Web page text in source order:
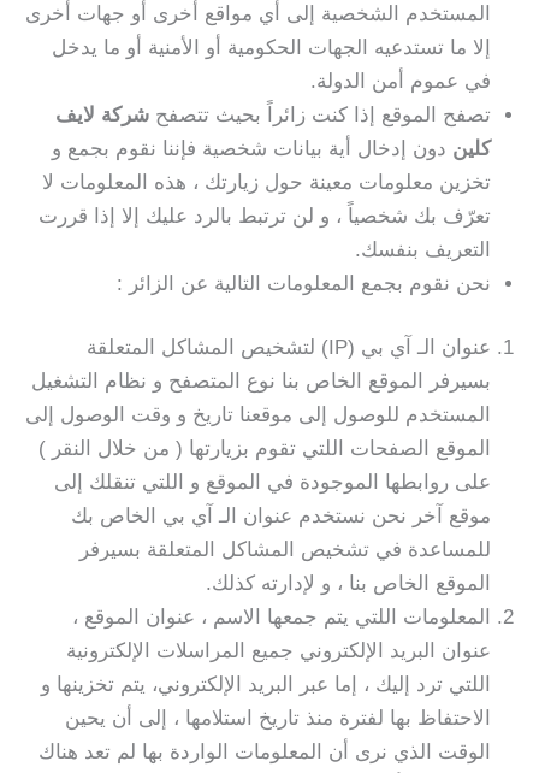
المستخدم الشخصية إلى أي مواقع أخرى أو جهات أخرى
إلا ما تستدعيه الجهات الحكومية أو الأمنية أو ما يدخل
في عموم أمن الدولة.
تصفح الموقع إذا كنت زائراً بحيث تتصفح شركة لايف
كلين دون إدخال أية بيانات شخصية فإننا نقوم بجمع و
تخزين معلومات معينة حول زيارتك ، هذه المعلومات لا
تعرّف بك شخصياً ، و لن ترتبط بالرد عليك إلا إذا قررت
التعريف بنفسك.
نحن نقوم بجمع المعلومات التالية عن الزائر :
عنوان الـ آي بي (IP) لتشخيص المشاكل المتعلقة
بسيرفر الموقع الخاص بنا نوع المتصفح و نظام التشغيل
المستخدم للوصول إلى موقعنا تاريخ و وقت الوصول إلى
الموقع الصفحات اللتي تقوم بزيارتها ( من خلال النقر )
على روابطها الموجودة في الموقع و اللتي تنقلك إلى
موقع آخر نحن نستخدم عنوان الـ آي بي الخاص بك
للمساعدة في تشخيص المشاكل المتعلقة بسيرفر
الموقع الخاص بنا ، و لإدارته كذلك.
المعلومات اللتي يتم جمعها الاسم ، عنوان الموقع ،
عنوان البريد الإلكتروني جميع المراسلات الإلكترونية
اللتي ترد إليك ، إما عبر البريد الإلكتروني، يتم تخزينها و
الاحتفاظ بها لفترة منذ تاريخ استلامها ، إلى أن يحين
الوقت الذي نرى أن المعلومات الواردة بها لم تعد هناك